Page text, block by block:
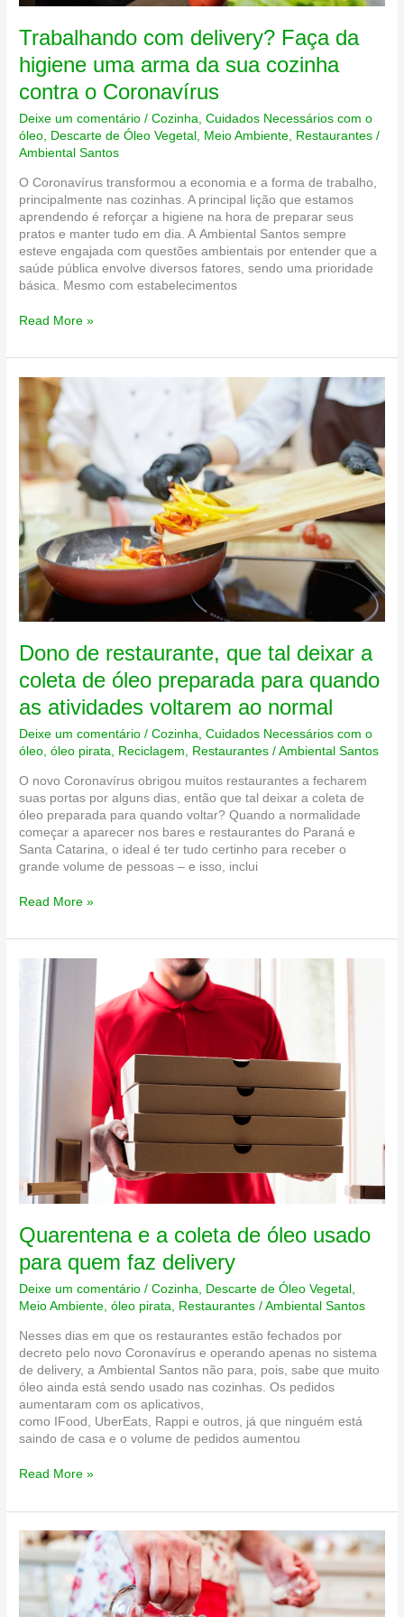
Trabalhando com delivery? Faça da
higiene uma arma da sua cozinha
contra o Coronavírus
Deixe um comentário /Cozinha ,Cuidados Necessários com o
óleo
Descarte de Óleo Vegetal Meio Ambiente Restaurantes /
Ambiental Santos
O Coronavírus transformou a economia e a forma de trabalho,
principalmente nas cozinhas. A principal lição que estamos
aprendendo é reforçar a higiene na hora de preparar seus
pratos e manter tudo em dia. A Ambiental Santos sempre
esteve engajada com questões ambientais por entender que a
saúde pública envolve diversos fatores, sendo uma prioridade
básica. Mesmo com estabelecimentos
Trabalhando
delivery?
higiene
uma
arma
da
sua
cozinha
contra
o
Coronavírus
Read More »
Dono de restaurante, que tal deixar a
coleta de óleo preparada para quando
as atividades voltarem ao normal
Deixe um comentário /Cozinha ,Cuidados Necessários com o
óleo ,óleo pirata Reciclagem Restaurantes /Ambiental Santos
O novo Coronavírus obrigou muitos restaurantes a fecharem
suas portas por alguns dias, então que tal deixar a coleta de
óleo preparada para quando voltar? Quando a normalidade
começar a aparecer nos bares e restaurantes do Paraná e
Santa Catarina, o ideal é ter tudo certinho para receber o
grande volume de pessoas – e isso, inclui
Dono
restaurante,
deixar
coleta
óleo
preparada
para
quando
atividades
voltarem
ao
normal
Read More »
Quarentena e a coleta de óleo usado
para quem faz delivery
Deixe um comentário /Cozinha Descarte de Óleo Vegetal
Meio Ambiente ,óleo pirata Restaurantes /Ambiental Santos
Nesses dias em que os restaurantes estão fechados por
decreto pelo novo Coronavírus e operando apenas no sistema
de delivery, a Ambiental Santos não para, pois, sabe que muito
óleo ainda está sendo usado nas cozinhas. Os pedidos
aumentaram com os aplicativos,
como IFood, UberEats, Rappi e outros, já que ninguém está
saindo de casa e o volume de pedidos aumentou
Quarentena
de
óleo
para
Read More »